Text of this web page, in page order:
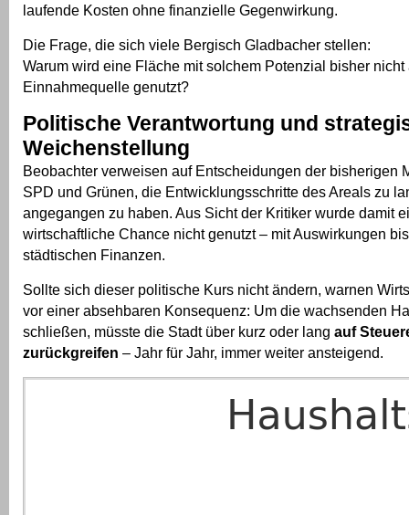
laufende Kosten ohne finanzielle Gegenwirkung.
Die Frage, die sich viele Bergisch Gladbacher stellen:
Warum wird eine Fläche mit solchem Potenzial bisher nicht
Einnahmequelle genutzt?
Politische Verantwortung und
Weichenstellung
Beobachter verweisen auf Entscheidungen der bisherigen
SPD und Grünen, die Entwicklungsschritte des Areals zu
angegangen zu haben. Aus Sicht der Kritiker wurde damit
wirtschaftliche Chance nicht genutzt – mit Auswirkungen
städtischen Finanzen.
Sollte sich dieser politische Kurs nicht ändern, warnen
vor einer absehbaren Konsequenz: Um die wachsenden
schließen, müsste die Stadt über kurz oder lang auf
zurückgreifen – Jahr für Jahr, immer weiter ansteigend.